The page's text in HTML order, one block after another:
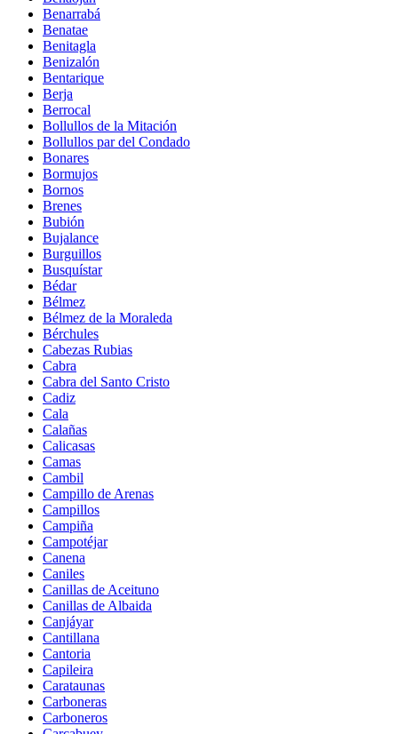
Benarrabá
Benatae
Benitagla
Benizalón
Bentarique
Berja
Berrocal
Bollullos de la Mitación
Bollullos par del Condado
Bonares
Bormujos
Bornos
Brenes
Bubión
Bujalance
Burguillos
Busquístar
Bédar
Bélmez
Bélmez de la Moraleda
Bérchules
Cabezas Rubias
Cabra
Cabra del Santo Cristo
Cadiz
Cala
Calañas
Calicasas
Camas
Cambil
Campillo de Arenas
Campillos
Campiña
Campotéjar
Canena
Caniles
Canillas de Aceituno
Canillas de Albaida
Canjáyar
Cantillana
Cantoria
Capileira
Carataunas
Carboneras
Carboneros